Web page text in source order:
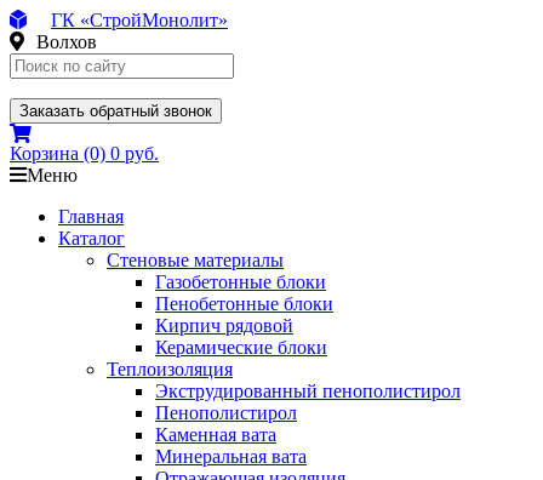
ГК «СтройМонолит»
Волхов
Заказать обратный звонок
Корзина (0) 0 руб.
Меню
Главная
Каталог
Стеновые материалы
Газобетонные блоки
Пенобетонные блоки
Кирпич рядовой
Керамические блоки
Теплоизоляция
Экструдированный пенополистирол
Пенополистирол
Каменная вата
Минеральная вата